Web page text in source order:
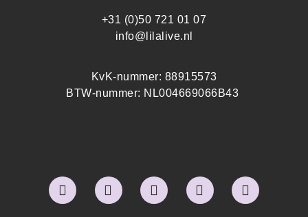
+31 (0)50 721 01 07
info@lilalive.nl
KvK-nummer: 88915573
BTW-nummer: NL004669066B43